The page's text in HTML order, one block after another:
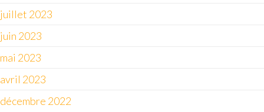
juillet 2023
juin 2023
mai 2023
avril 2023
décembre 2022